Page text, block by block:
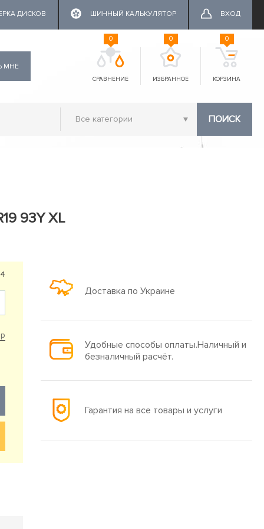
ДИСКОВ ШИННЫЙ КАЛЬКУЛЯТОР ВХОД
МНЕ
СРАВНЕНИЕ
0
ИЗБРАННОЕ
0
КОРЗИНА
0
ПОИСК
93Y XL
Доставка по Украине
Удобные способы оплаты.Наличный и
безналичный расчёт.
Гарантия на все товары и услуги